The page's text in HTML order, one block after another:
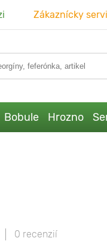
Zákaznícky
Bobule Hrozno
0 recenzií